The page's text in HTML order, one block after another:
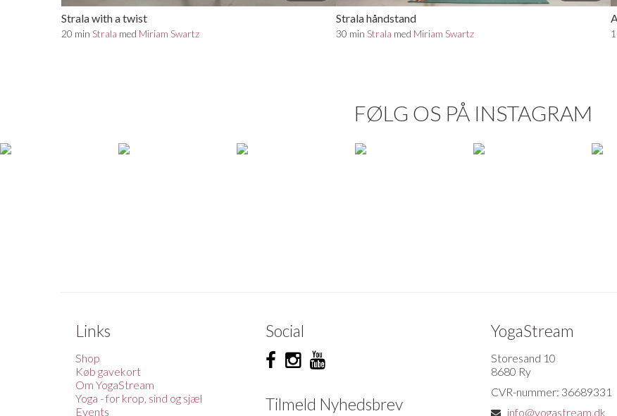
Strala with a twist
20 min Strala med Miriam Swartz
Strala håndstand
30 min Strala med Miriam Swartz
FØLG OS PÅ INSTAGRAM
Links
Shop
Køb gavekort
Om YogaStream
Yoga - for krop, sind og sjæl
Events
Social
Tilmeld Nyhedsbrev
YogaStream
Storesand 10
8680 Ry
CVR-nummer: 36689331
info@yogastream.dk